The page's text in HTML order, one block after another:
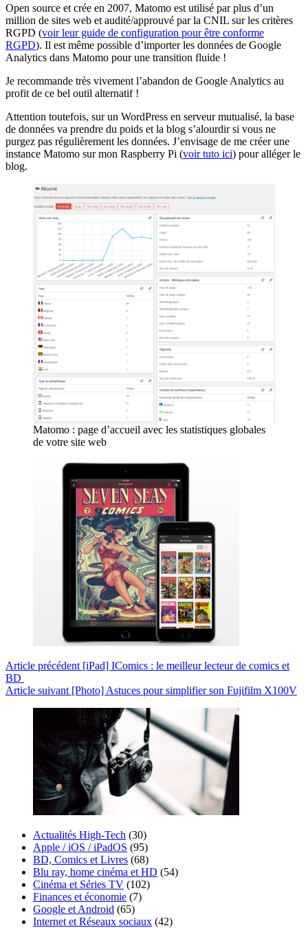
Open source et crée en 2007, Matomo est utilisé par plus d’un
million de sites web et audité/approuvé par la CNIL sur les critères
RGPD (voir leur guide de configuration pour être conforme
RGPD). Il est même possible d’importer les données de Google
Analytics dans Matomo pour une transition fluide !
Je recommande très vivement l’abandon de Google Analytics au
profit de ce bel outil alternatif !
Attention toutefois, sur un WordPress en serveur mutualisé, la base
de données va prendre du poids et la blog s’alourdir si vous ne
purgez pas régulièrement les données. J’envisage de me créer une
instance Matomo sur mon Raspberry Pi (voir tuto ici) pour alléger le
blog.
Matomo : page d’accueil avec les statistiques globales
de votre site web
Article précédent [iPad] IComics : le meilleur lecteur de comics et
BD
Article suivant [Photo] Astuces pour simplifier son Fujifilm X100V
Actualités High-Tech (30)
Apple / iOS / iPadOS (95)
BD, Comics et Livres (68)
Blu ray, home cinéma et HD (54)
Cinéma et Séries TV (102)
Finances et économie (7)
Google et Android (65)
Internet et Réseaux sociaux (42)